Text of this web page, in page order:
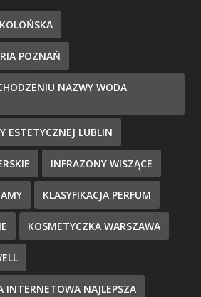
POZNAŃ
NAZWY WODA
ESTETYCZNEJ LUBLIN
INFRAZONY WISZĄCE
KLASYFIKACJA PERFUM
KOSMETYCZKA WARSZAWA
INTERNETOWA NAJLEPSZA